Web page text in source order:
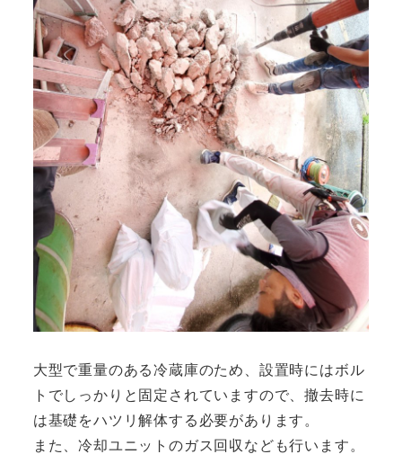
大型で重量のある冷蔵庫のため、設置時にはボル
トでしっかりと固定されていますので、撤去時に
は基礎をハツリ解体する必要があります。
また、冷却ユニットのガス回収なども行います。